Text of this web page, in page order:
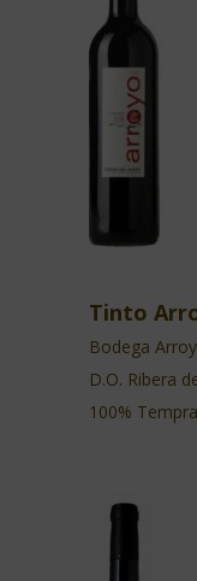
Tinto
Bodega
D.O. Ribera
100%